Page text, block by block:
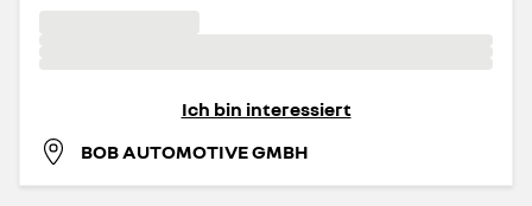
Ich bin interessiert
BOB AUTOMOTIVE GMBH